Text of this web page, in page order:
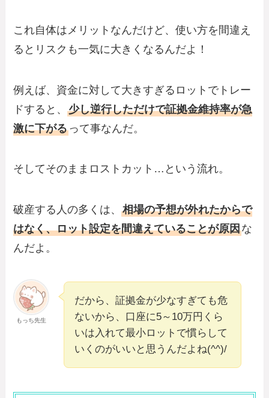
これ自体はメリットなんだけど、使い方を間違え
るとリスクも一気に大きくなるんだよ！
例えば、資金に対して大きすぎるロットでトレー
ドすると、少し逆行しただけで証拠金維持率が急
激に下がるって事なんだ。
そしてそのままロストカット…という流れ。
破産する人の多くは、相場の予想が外れたからで
はなく、ロット設定を間違えていることが原因な
んだよ。
もっち先生
だから、証拠金が少なすぎても危
ないから、口座に5～10万円くら
いは入れて最小ロットで慣らして
いくのがいいと思うんだよね(^^)/